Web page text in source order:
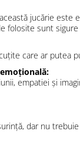
jucărie este
folosite sunt
care ar putea
empatiei și
dar nu